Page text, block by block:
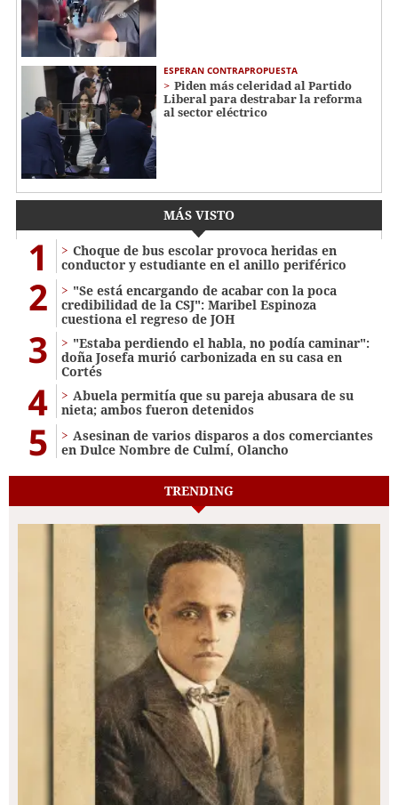
ESPERAN CONTRAPROPUESTA
Piden más celeridad al Partido
Liberal para destrabar la reforma
al sector eléctrico
MÁS VISTO
1
Choque de bus escolar provoca heridas en
conductor y estudiante en el anillo periférico
2
"Se está encargando de acabar con la poca
credibilidad de la CSJ": Maribel Espinoza
cuestiona el regreso de JOH
3
"Estaba perdiendo el habla, no podía caminar":
doña Josefa murió carbonizada en su casa en
Cortés
4
Abuela permitía que su pareja abusara de su
nieta; ambos fueron detenidos
5
Asesinan de varios disparos a dos comerciantes
en Dulce Nombre de Culmí, Olancho
TRENDING